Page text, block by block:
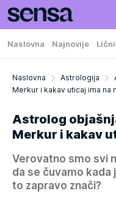
Naslovna Najnovije
Naslovna Astrologija
Merkur i kakav uticaj ima na
Astrolog
Merkur i kakav
Verovatno smo svi
da se čuvamo kada
to zapravo znači?